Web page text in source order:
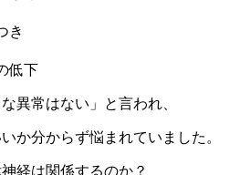
き
低下
異常はない」と言われ、
か分からず悩まれていました。
経は関係するのか？